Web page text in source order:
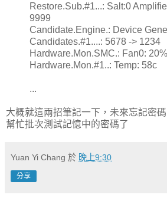
Restore.Sub.#1...: Salt:0
9999
Candidate.Engine.: Device
Candidates.#1....: 5678 -> 1234
Hardware.Mon.SMC.: Fan0: 20%
Hardware.Mon.#1..: Temp: 58c
...
大概就這兩招筆記一下，未來忘記密
幫忙批次測試記憶中的密碼了
Yuan Yi Chang 於 晚上9:30
分享